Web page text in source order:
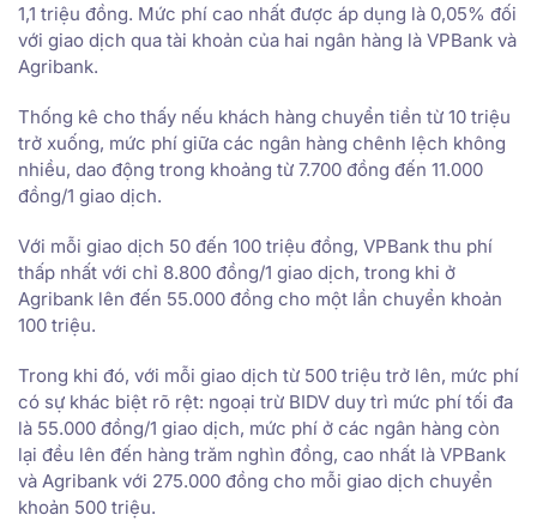
1,1 triệu đồng. Mức phí cao nhất được áp dụng là 0,05% đối
với giao dịch qua tài khoản của hai ngân hàng là VPBank và
Agribank.
Thống kê cho thấy nếu khách hàng chuyển tiền từ 10 triệu
trở xuống, mức phí giữa các ngân hàng chênh lệch không
nhiều, dao động trong khoảng từ 7.700 đồng đến 11.000
đồng/1 giao dịch.
Với mỗi giao dịch 50 đến 100 triệu đồng, VPBank thu phí
thấp nhất với chỉ 8.800 đồng/1 giao dịch, trong khi ở
Agribank lên đến 55.000 đồng cho một lần chuyển khoản
100 triệu.
Trong khi đó, với mỗi giao dịch từ 500 triệu trở lên, mức phí
có sự khác biệt rõ rệt: ngoại trừ BIDV duy trì mức phí tối đa
là 55.000 đồng/1 giao dịch, mức phí ở các ngân hàng còn
lại đều lên đến hàng trăm nghìn đồng, cao nhất là VPBank
và Agribank với 275.000 đồng cho mỗi giao dịch chuyển
khoản 500 triệu.